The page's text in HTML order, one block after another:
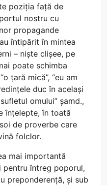
poziția față de
nostru cu
propagande
întipărit în mintea
– niște clișee, pe
poate schimba
țară mică”, “eu am
duc în același
omului” șamd.,
înțelepte, în toată
de proverbe care
folclor.
mai importantă
pentru întreg poporul,
preponderență, și sub